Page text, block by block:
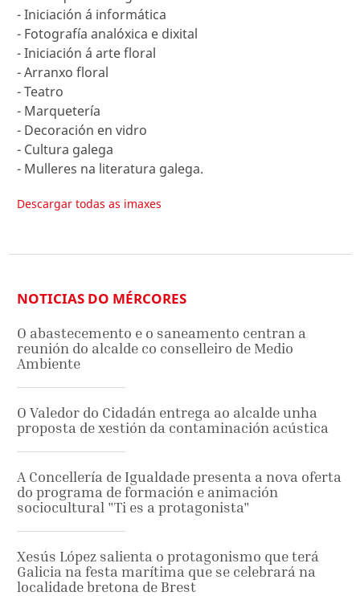
- Iniciación á informática
- Fotografía analóxica e dixital
- Iniciación á arte floral
- Arranxo floral
- Teatro
- Marquetería
- Decoración en vidro
- Cultura galega
- Mulleres na literatura galega.
Descargar todas as imaxes
NOTICIAS DO MÉRCORES
O abastecemento e o saneamento centran a
reunión do alcalde co conselleiro de Medio
Ambiente
O Valedor do Cidadán entrega ao alcalde unha
proposta de xestión da contaminación acústica
A Concellería de Igualdade presenta a nova oferta
do programa de formación e animación
sociocultural "Ti es a protagonista"
Xesús López salienta o protagonismo que terá
Galicia na festa marítima que se celebrará na
localidade bretona de Brest